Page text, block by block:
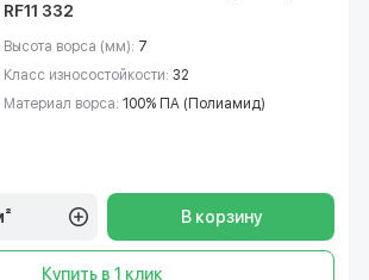
RF11 332
Высота ворса (мм): 7
Класс износостойкости: 32
Материал ворса: 100% ПА (Полиамид)
В корзину
Купить в 1 клик